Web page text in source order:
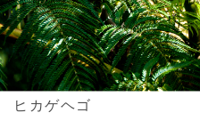
ヒカゲヘゴ